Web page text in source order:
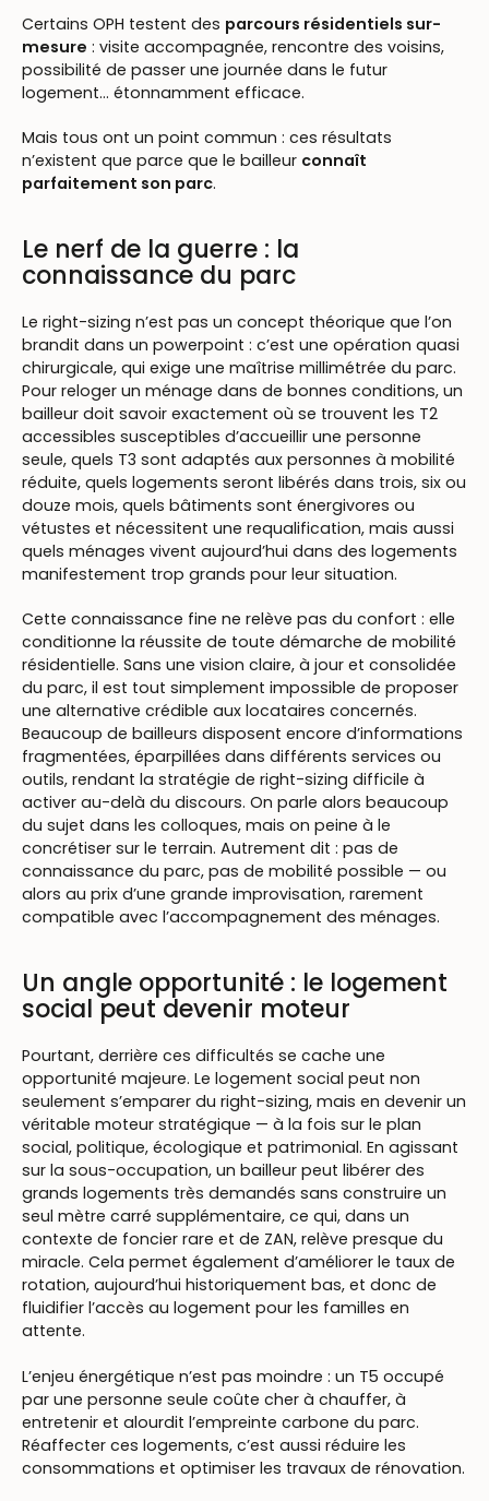
Certains OPH testent des parcours résidentiels sur-
mesure : visite accompagnée, rencontre des voisins,
possibilité de passer une journée dans le futur
logement… étonnamment efficace.
Mais tous ont un point commun : ces résultats
n’existent que parce que le bailleur connaît
parfaitement son parc.
Le nerf de la guerre : la
connaissance du parc
Le right-sizing n’est pas un concept théorique que l’on
brandit dans un powerpoint : c’est une opération quasi
chirurgicale, qui exige une maîtrise millimétrée du parc.
Pour reloger un ménage dans de bonnes conditions, un
bailleur doit savoir exactement où se trouvent les T2
accessibles susceptibles d’accueillir une personne
seule, quels T3 sont adaptés aux personnes à mobilité
réduite, quels logements seront libérés dans trois, six ou
douze mois, quels bâtiments sont énergivores ou
vétustes et nécessitent une requalification, mais aussi
quels ménages vivent aujourd’hui dans des logements
manifestement trop grands pour leur situation.
Cette connaissance fine ne relève pas du confort : elle
conditionne la réussite de toute démarche de mobilité
résidentielle. Sans une vision claire, à jour et consolidée
du parc, il est tout simplement impossible de proposer
une alternative crédible aux locataires concernés.
Beaucoup de bailleurs disposent encore d’informations
fragmentées, éparpillées dans différents services ou
outils, rendant la stratégie de right-sizing difficile à
activer au-delà du discours. On parle alors beaucoup
du sujet dans les colloques, mais on peine à le
concrétiser sur le terrain. Autrement dit : pas de
connaissance du parc, pas de mobilité possible — ou
alors au prix d’une grande improvisation, rarement
compatible avec l’accompagnement des ménages.
Un angle opportunité : le logement
social peut devenir moteur
Pourtant, derrière ces difficultés se cache une
opportunité majeure. Le logement social peut non
seulement s’emparer du right-sizing, mais en devenir un
véritable moteur stratégique — à la fois sur le plan
social, politique, écologique et patrimonial. En agissant
sur la sous-occupation, un bailleur peut libérer des
grands logements très demandés sans construire un
seul mètre carré supplémentaire, ce qui, dans un
contexte de foncier rare et de ZAN, relève presque du
miracle. Cela permet également d’améliorer le taux de
rotation, aujourd’hui historiquement bas, et donc de
fluidifier l’accès au logement pour les familles en
attente.
L’enjeu énergétique n’est pas moindre : un T5 occupé
par une personne seule coûte cher à chauffer, à
entretenir et alourdit l’empreinte carbone du parc.
Réaffecter ces logements, c’est aussi réduire les
consommations et optimiser les travaux de rénovation.